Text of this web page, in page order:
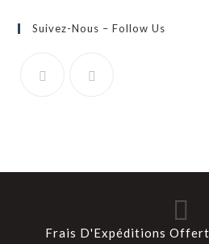
Suivez-Nous – Follow Us
Frais D'Expéditions